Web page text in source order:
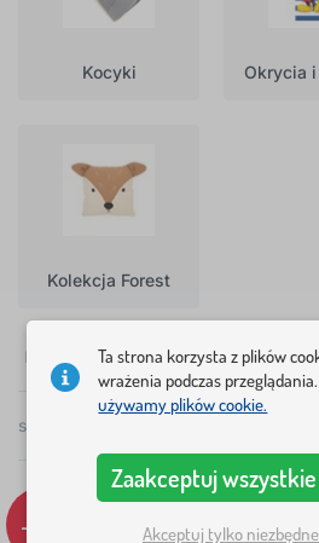
Kocyki Okrycia
Kolekcja Forest
Filtry ✓w magazynie☆nowość%
×
suma
-9% -
Ta strona korzysta z plików
wrażenia podczas
używamy plików cookie.
Zaakceptuj
Akceptuj tylko